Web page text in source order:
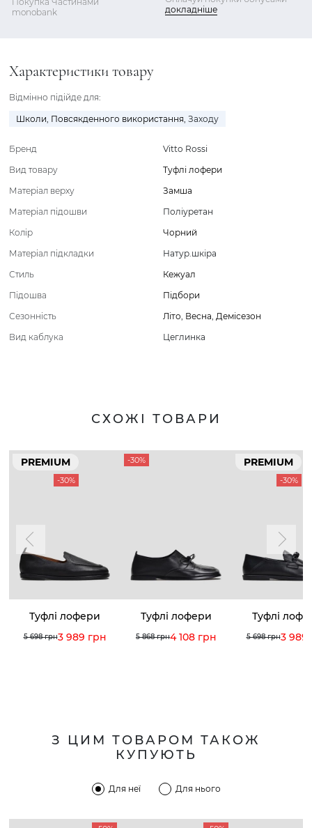
monobank
докладніше
Характеристики товару
Відмінно підійде для:
Школи, Повсякденного використання, Заходу
Бренд
Vitto Rossi
Вид товару
Туфлі лофери
Матеріал верху
Замша
Матеріал підошви
Поліуретан
Колір
Чорний
Матеріал підкладки
Натур.шкіра
Стиль
Кежуал
Підошва
Підбори
Сезонність
Літо, Весна, Демісезон
Вид каблука
Цеглинка
СХОЖІ ТОВАРИ
PREMIUM
-30%
Туфлі лофери
5 698 грн3 989 грн
-30%
Туфлі лофери
5 868 грн4 108 грн
PREMIUM
-30%
Туфлі
5 698 грн3 989
З ЦИМ ТОВАРОМ ТАКОЖ
КУПУЮТЬ
Для неї Для нього